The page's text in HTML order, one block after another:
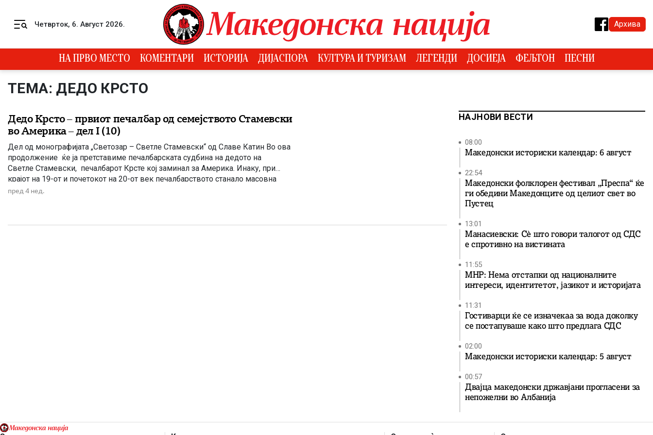
Четврток, 6. Август 2026. Архива
НА ПРВО МЕСТО КОМЕНТАРИ ИСТОРИЈА ДИЈАСПОРА КУЛТУРА И ТУРИЗАМ ЛЕГЕНДИ ДОСИЕЈА ФЕЉТОН ПЕСНИ
ТЕМА: ДЕДО КРСТО
Дедо Крсто – првиот печалбар од семејството Стамевски
во Америка – дел I (10)
Дел од монографијата „Светозар – Светле Стамевски“ од Славе Катин Во ова
продолжение ќе ја претставиме печалбарската судбина на дедото на
Светле Стамевски, печалбарот Крсте кој заминал за Америка. Инаку, при
крајот на 19-от и почетокот на 20-от век печалбарството станало масовна
појава во Тетовско и еден од најсилните докази за неподносливата состојба,
пред 4 нед.
НАЈНОВИ ВЕСТИ
08:00
Македонски историски календар: 6 август
22:54
Македонски фолклорен фестивал „Преспа“ ќе
ги обедини Македонците од целиот свет во
Пустец
13:01
Манасиевски: Сè што говори талогот од СДС
е спротивно на вистината
11:55
МНР: Нема отстапки од националните
интереси, идентитетот, јазикот и историјата
11:31
Гостиварци ќе се изначекаа за вода доколку
се постапуваше како што предлага СДС
02:00
Македонски историски календар: 5 август
00:57
Двајца македонски државјани прогласени за
непожелни во Албанија